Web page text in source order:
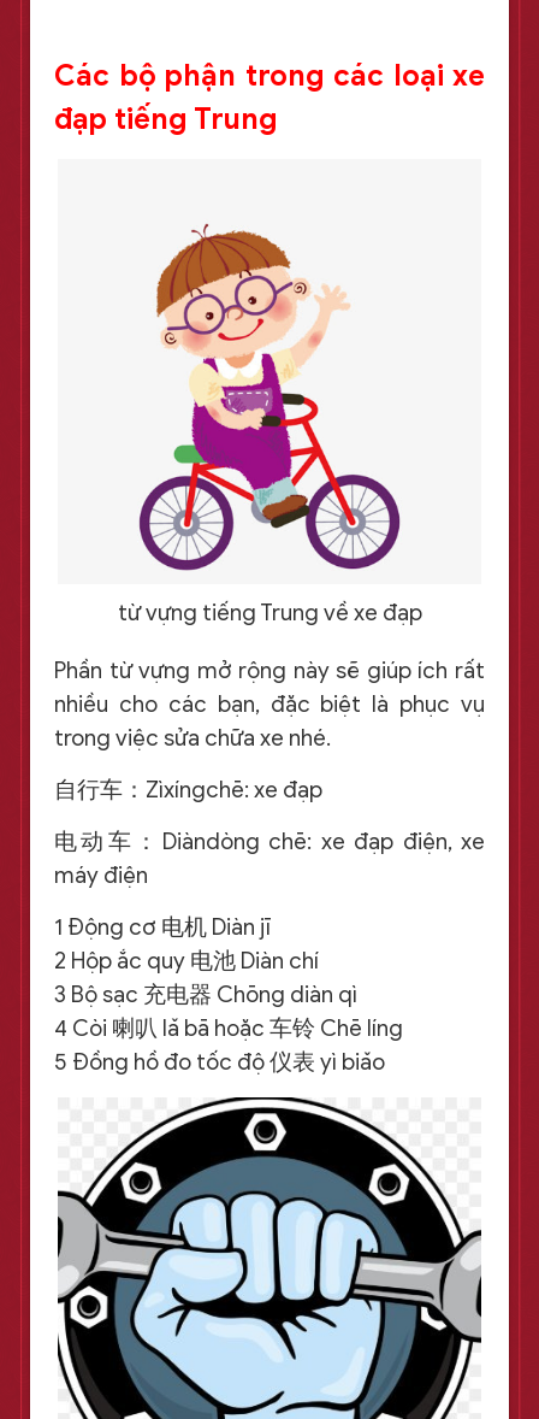
Các bộ phận trong các loại xe
đạp tiếng Trung
từ vựng tiếng Trung về xe đạp
Phần từ vựng mở rộng này sẽ giúp ích rất
nhiều cho các bạn, đặc biệt là phục vụ
trong việc sửa chữa xe nhé.
自行车：Zìxíngchē: xe đạp
电动车：Diàndòng chē: xe đạp điện, xe
máy điện
1 Động cơ 电机 Diàn jī
2 Hộp ắc quy 电池 Diàn chí
3 Bộ sạc 充电器 Chōng diàn qì
4 Còi 喇叭 lǎ bā hoặc 车铃 Chē líng
5 Đồng hồ đo tốc độ 仪表 yì biǎo